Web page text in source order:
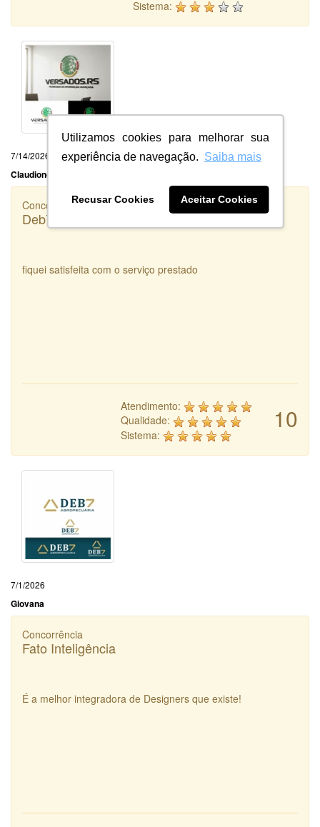
Utilizamos cookies para melhorar sua
experiência de navegação. Saiba mais
Recusar Cookies Aceitar Cookies
Sistema:
7/14/2026
Claudionor Ventura Oliveira Ltda
Concorrência
Deb7 Agropecuária
fiquei satisfeita com o serviço prestado
10
Atendimento:
Qualidade:
Sistema:
7/1/2026
Giovana
Concorrência
Fato Inteligência
É a melhor integradora de Designers que existe!